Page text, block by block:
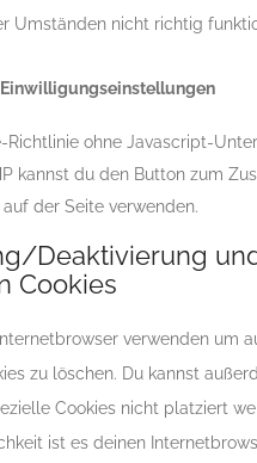
Umständen nicht richtig
Einwilligungseinstellungen
Richtlinie ohne Javascript-
kannst du den Button zum
der Seite verwenden.
Deaktivierung
Cookies
verwenden um
zu löschen. Du kannst
Cookies nicht platziert
ist es deinen